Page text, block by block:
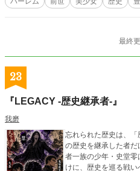
最終
23
『LEGACY -歴史継承者-』
我磨
忘れられた歴史は、「
の歴史を継承した者
者一族の少年・史堂
けに、歴史を巡る戦いへと